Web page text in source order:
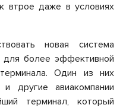
втрое даже в условиях
новая система
для более эффективной
Один из них
другие авиакомпании
терминал, который